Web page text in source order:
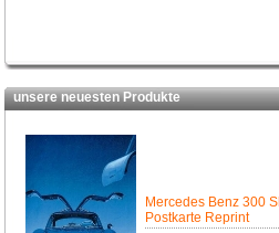
unsere neuesten Produkte
Mercedes Benz 300
Postkarte Reprint